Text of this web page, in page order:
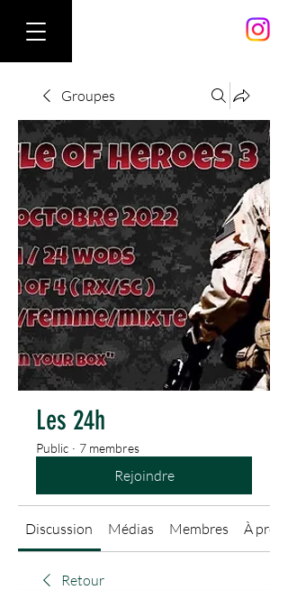
Groupes
Les 24h
Public · 7 membres
Rejoindre
Discussion Médias Membres À
Retour